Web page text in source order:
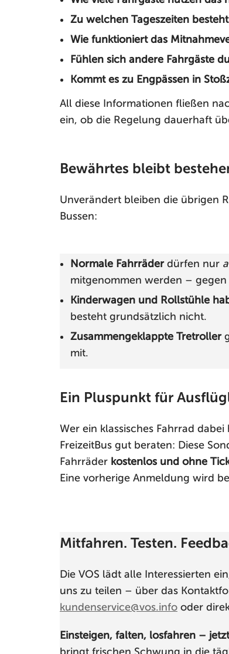
Zu welchen Tageszeiten
Wie funktioniert das
Fühlen sich andere Fahrgäste
Kommt es zu Engpässen in
All diese Informationen fließen
ein, ob die Regelung dauerhaft
Bewährtes bleibt
Unverändert bleiben die übrigen
Bussen:
Normale Fahrräderdürfen nur
mitgenommen werden – gegen
Kinderwagen und Rollstühle
besteht grundsätzlich nicht.
Zusammengeklappte Tretroller
mit.
Ein Pluspunkt für
Wer ein klassisches Fahrrad
FreizeitBus gut beraten: Diese
Fahrräder kostenlos und ohne
Eine vorherige Anmeldung wird
Mitfahren. Testen.
Die VOS lädt alle Interessierten
uns zu teilen – über das
kundenservice@vos.info oder
Einsteigen, falten, losfahren –
bringt frischen Schwung in die